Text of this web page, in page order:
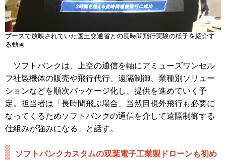
ブースで放映されていた国土交通省との長時間飛行実験の様子を紹介す
る動画
ソフトバンクは、上空の通信を軸にアミューズワンセル
フ社製機体の販売や飛行代行、遠隔制御、業種別ソリュー
ションなどを順次パッケージ化し、提供を進めていく予
定。担当者は「長時間飛ぶ場合、当然目視外飛行も必要に
なってくるためソフトバンクの通信を介して遠隔制御する
仕組みが強みになる」と話す。
ソフトバンクカスタムの双葉電子工業製ドローンも初め